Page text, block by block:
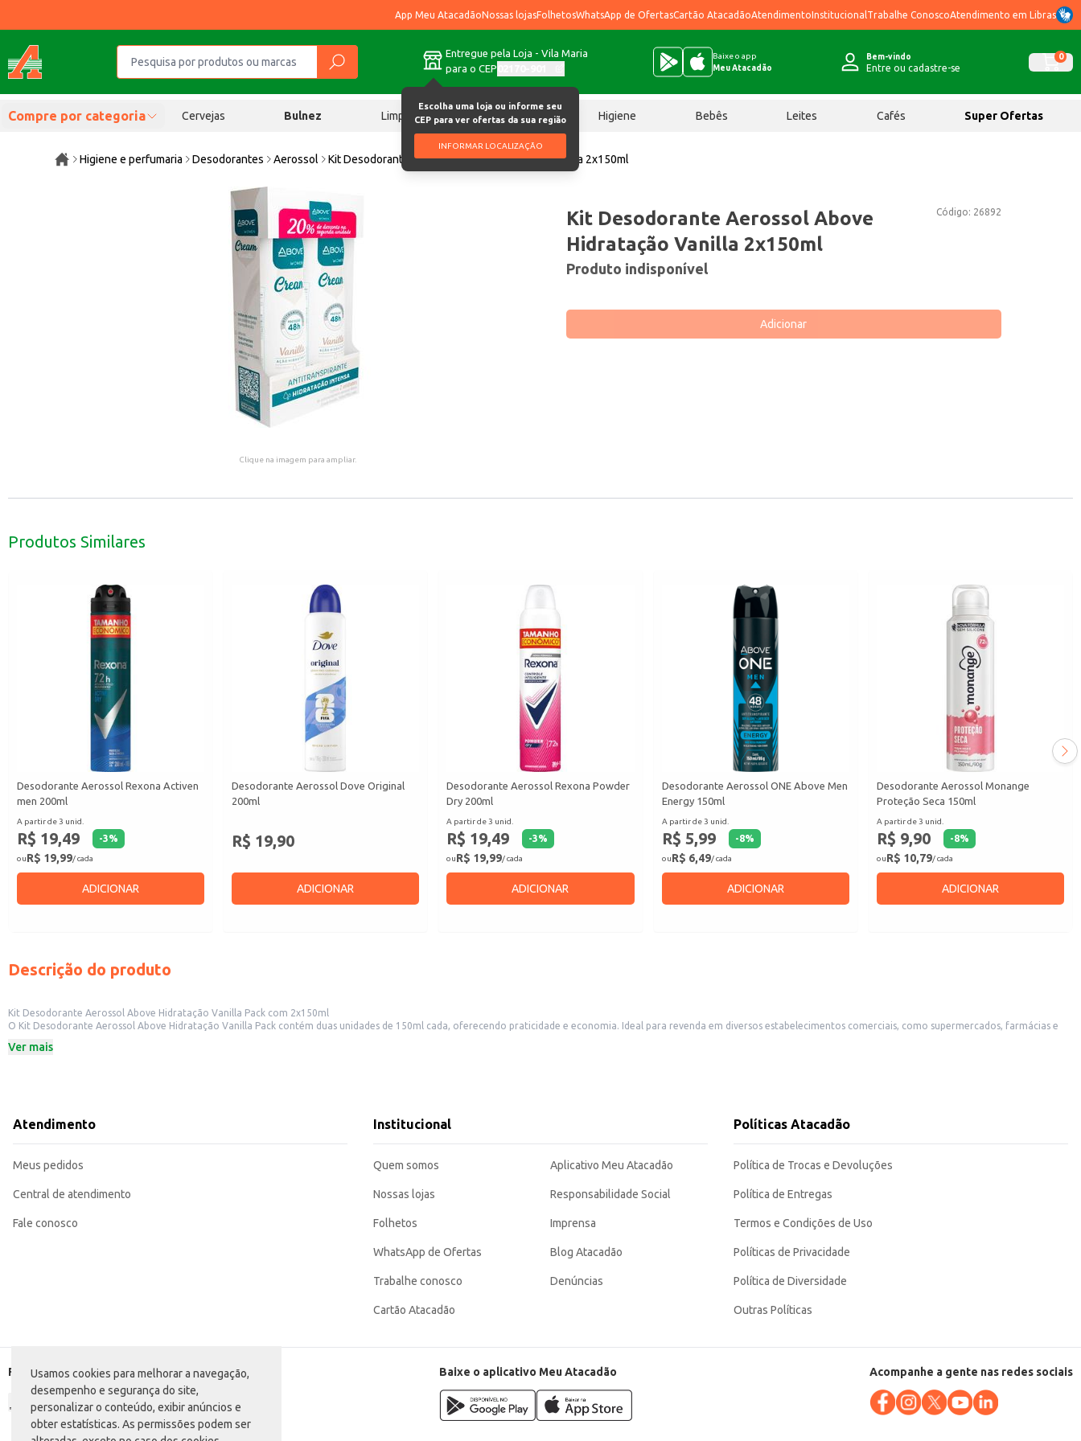
Usamos cookies para melhorar a navegação,
desempenho e segurança do site,
personalizar o conteúdo, exibir anúncios e
obter estatísticas. As permissões podem ser
App Meu AtacadãoNossas lojasFolhetosWhatsApp de OfertasCartão AtacadãoAtendimentoInstitucional Trabalhe ConoscoAtendimento em Libras
Entregue pela Loja - Vila Maria
para o CEP
Escolha uma loja ou informe seu
CEP para ver ofertas da sua região
INFORMAR LOCALIZAÇÃO
Baixe o app
Meu Atacadão
Bem-vindo
Entre ou cadastre-se
0
Compre por categoria Cervejas Bulnez Limpeza Chocolates Higiene Bebês Leites Cafés Super Ofertas
Higiene e perfumaria Desodorantes Aerossol Kit Desodorante Aerossol Above Hidratação Vanilla 2x150ml
Clique na imagem para ampliar.
Código: 26892
Kit Desodorante Aerossol Above
Hidratação Vanilla 2x150ml
Produto indisponível
Adicionar
Produtos Similares
Desodorante Aerossol Rexona Activen
men 200ml
A partir de 3 unid.
R$ 19,49 -3%
ouR$ 19,99/ cada
ADICIONAR
Desodorante Aerossol Dove Original
200ml
R$ 19,90
ADICIONAR
Desodorante Aerossol Rexona Powder
Dry 200ml
A partir de 3 unid.
R$ 19,49 -3%
ouR$ 19,99/ cada
ADICIONAR
Desodorante Aerossol ONE Above Men
Energy 150ml
A partir de 3 unid.
R$ 5,99 -8%
ouR$ 6,49/ cada
ADICIONAR
Desodorante Aerossol Monange
Proteção Seca 150ml
A partir de 3 unid.
R$ 9,90 -8%
ouR$ 10,79/ cada
ADICIONAR
Descrição do produto
Kit Desodorante Aerossol Above Hidratação Vanilla Pack com 2x150ml
O Kit Desodorante Aerossol Above Hidratação Vanilla Pack contém duas unidades de 150ml cada, oferecendo praticidade e economia. Ideal para revenda em diversos estabelecimentos comerciais, como supermercados, farmácias e
Marca: Above
Para melhor resultado, aplique após o banho.
O Kit Desodorante Aerossol Above Hidratação Vanilla Pack proporciona praticidade e um aroma agradável, atendendo às necessidades de clientes que buscam conveniência e qualidade.
Ver mais
Atendimento
Meus pedidos
Central de atendimento
Fale conosco
Institucional
Quem somos
Nossas lojas
Folhetos
WhatsApp de Ofertas
Trabalhe conosco
Cartão Atacadão
Aplicativo Meu Atacadão
Responsabilidade Social
Imprensa
Blog Atacadão
Denúncias
Políticas Atacadão
Política de Trocas e Devoluções
Política de Entregas
Termos e Condições de Uso
Políticas de Privacidade
Política de Diversidade
Outras Políticas
Formas de pagamento Baixe o aplicativo Meu Atacadão Acompanhe a gente nas redes sociais